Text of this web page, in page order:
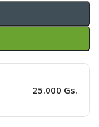
25.000 Gs.